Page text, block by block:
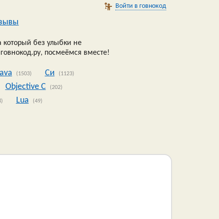
Войти в говнокод
без улыбки не
посмеёмся вместе!
(1503) Си (1123)
Objective C (202)
Lua (49)